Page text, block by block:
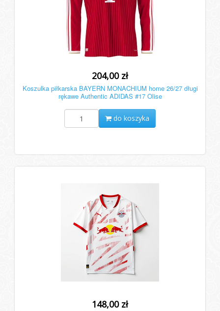
204,00 zł
Koszulka piłkarska BAYERN MONACHIUM home 26/27 długi
rękawe Authentic ADIDAS #17 Olise
do koszyka
148,00 zł